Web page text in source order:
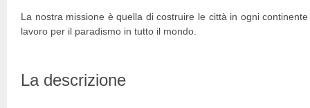
La nostra missione è quella di costruire le città in ogni
lavoro per il paradismo in tutto il mondo.
La descrizione